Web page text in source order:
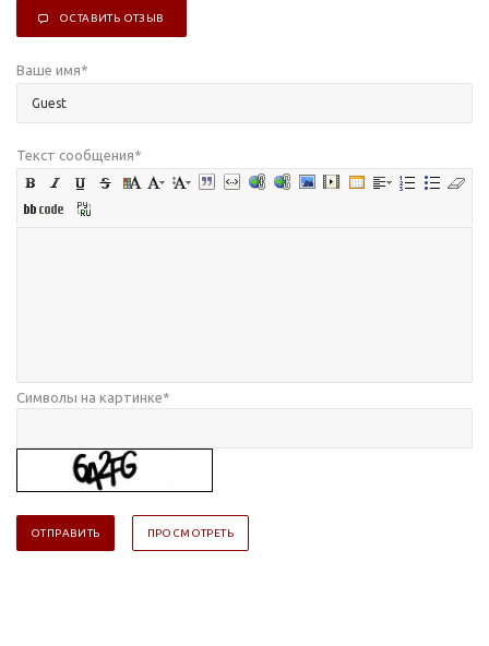
ОСТАВИТЬ ОТЗЫВ
Ваше имя*
Текст сообщения*
Символы на картинке*